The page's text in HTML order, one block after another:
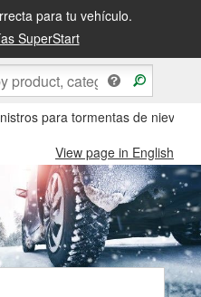
para tu vehículo.
SuperStart
para tormentas de nieve -
View page in English